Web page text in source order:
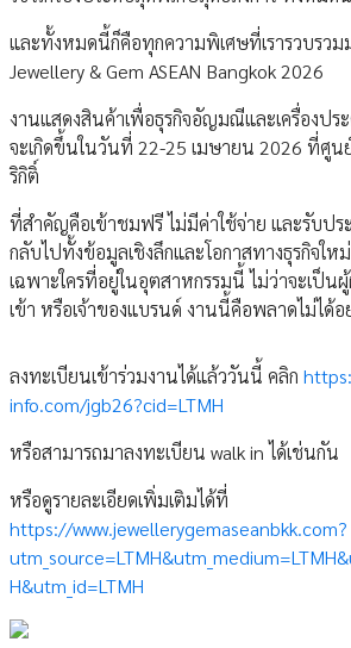
และทั้งหมดนี้ก็คือทุกความพิเศษที่เรารวบรวม
Jewellery & Gem ASEAN Bangkok 2026
งานแสดงสินค้าเพื่อธุรกิจอัญมณีและเครื่องป
จะเกิดขึ้นในวันที่ 22-25 เมษายน 2026 ที่ศู
ริกิติ์
ที่สำคัญคือเข้าชมฟรี ไม่มีค่าใช้จ่าย และรับปร
กลับไปทั้งข้อมูลเชิงลึกและโอกาสทางธุรกิจให
เฉพาะใครที่อยู่ในอุตสาหกรรมนี้ ไม่ว่าจะเป็
เข้า หรือเจ้าของแบรนด์ งานนี้คือพลาดไม่ได้
ลงทะเบียนเข้าร่วมงานได้แล้ววันนี้ คลิก
info.com/jgb26?cid=LTMH
หรือสามารถมาลงทะเบียน walk in ได้เช่นกัน
หรือดูรายละเอียดเพิ่มเติมได้ที่
https://www.jewellerygemaseanbkk.com?
H&utm_id=LTMH